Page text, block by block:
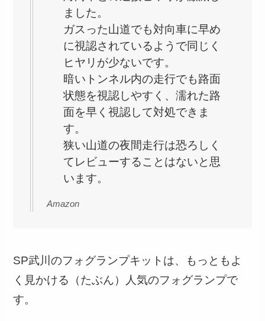
ました。
ガスった山道でも対向車に早め
に視認されているようで同じく
ヒヤリが少ないです。
暗いトンネル内の走行でも路面
状態を視認しやすく、濡れた路
面を早く視認して対処できま
す。
狭い山道の夜間走行は恐ろしく
てレビューすることはないと思
います。
Amazon
SP武川のフォグランプキットは、もっともよ
く見かける（たぶん）人気のフォグランプで
す。